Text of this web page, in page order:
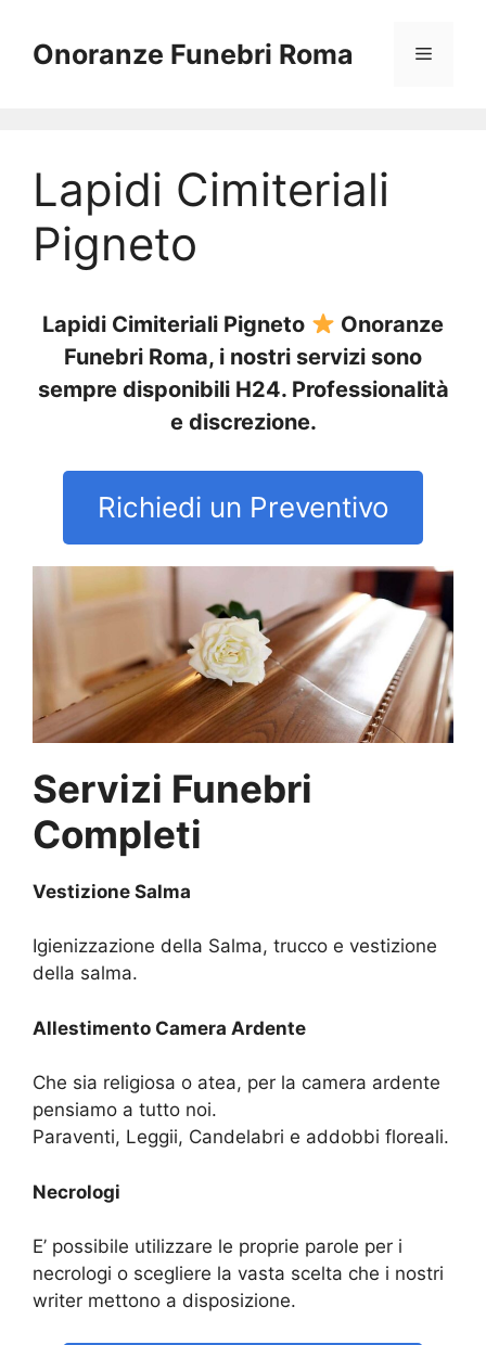
contenuto
Onoranze Funebri Roma Menu
Lapidi Cimiteriali
Pigneto
Lapidi Cimiteriali Pigneto
Onoranze
Funebri Roma, i nostri servizi sono
sempre disponibili H24. Professionalità
e discrezione.
Richiedi un Preventivo
Servizi Funebri
Completi
Vestizione Salma
Igienizzazione della Salma, trucco e vestizione
della salma.
Allestimento Camera Ardente
Che sia religiosa o atea, per la camera ardente
pensiamo a tutto noi.
Paraventi, Leggii, Candelabri e addobbi floreali.
Necrologi
E’ possibile utilizzare le proprie parole per i
necrologi o scegliere la vasta scelta che i nostri
writer mettono a disposizione.